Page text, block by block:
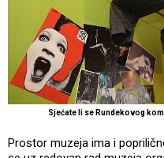
Sjećate li se Rundekovog
Prostor muzeja ima i